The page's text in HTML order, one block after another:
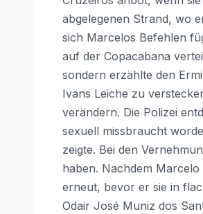
abgelegenen Strand, wo
sich Marcelos Befehlen
auf der Copacabana
sondern erzählte den
Ivans Leiche zu
verändern. Die Polizei
sexuell missbraucht
zeigte. Bei den
haben. Nachdem
erneut, bevor er sie in
Odair José Muniz dos